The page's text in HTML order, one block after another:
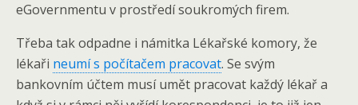
eGovernmentu v prostředí soukromých firem.
Třeba tak odpadne i námitka Lékařské komory, že
lékaři neumí s počítačem pracovat. Se svým
bankovním účtem musí umět pracovat každý lékař a